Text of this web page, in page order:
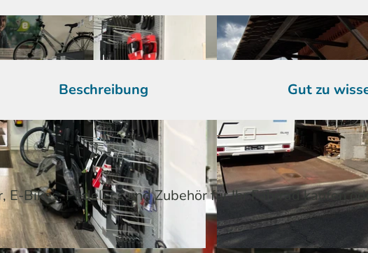
Beschreibung Gut zu
E-Bikes, Pedelecs und Zubehör für Ihr Fahrrad kaufen